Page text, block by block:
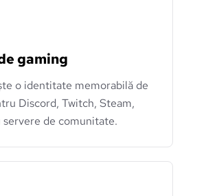
gaming
o identitate memorabilă de
Discord, Twitch, Steam,
servere de comunitate.